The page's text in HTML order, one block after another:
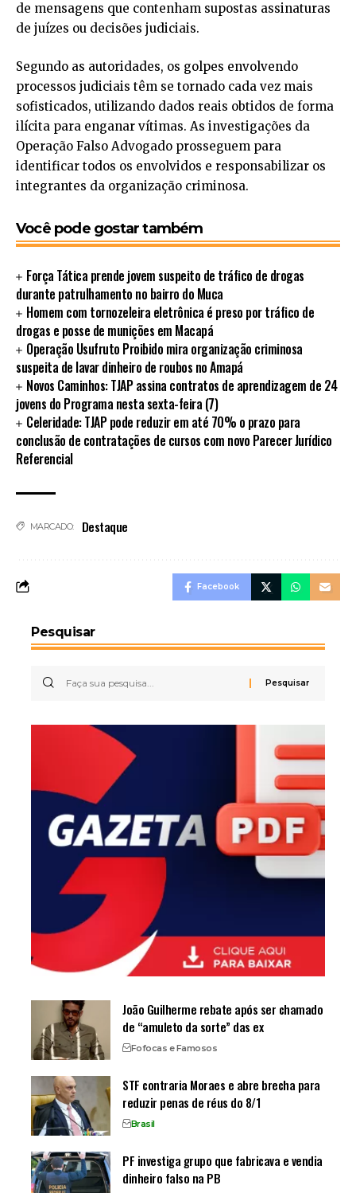
de mensagens que contenham supostas assinaturas
de juízes ou decisões judiciais.
Segundo as autoridades, os golpes envolvendo
processos judiciais têm se tornado cada vez mais
sofisticados, utilizando dados reais obtidos de forma
ilícita para enganar vítimas. As investigações da
Operação Falso Advogado prosseguem para
identificar todos os envolvidos e responsabilizar os
integrantes da organização criminosa.
Você pode gostar também
Força Tática prende jovem suspeito de tráfico de drogas
durante patrulhamento no bairro do Muca
Homem com tornozeleira eletrônica é preso por tráfico de
drogas e posse de munições em Macapá
Operação Usufruto Proibido mira organização criminosa
suspeita de lavar dinheiro de roubos no Amapá
Novos Caminhos: TJAP assina contratos de aprendizagem de 24
jovens do Programa nesta sexta-feira (7)
Celeridade: TJAP pode reduzir em até 70% o prazo para
conclusão de contratações de cursos com novo Parecer Jurídico
Referencial
MARCADO: Destaque
Facebook
Pesquisar
João Guilherme rebate após ser chamado
de “amuleto da sorte” das ex
Fofocas e Famosos
STF contraria Moraes e abre brecha para
reduzir penas de réus do 8/1
Brasil
PF investiga grupo que fabricava e vendia
dinheiro falso na PB